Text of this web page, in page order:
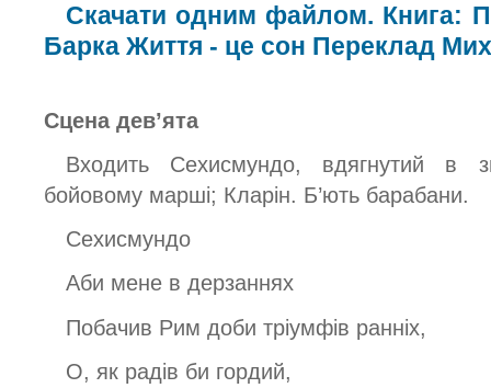
Скачати одним файлом. Книга:
Барка Життя - це сон Переклад
Сцена дев’ята
Входить Сехисмундо, вдягнутий в
бойовому марші; Кларін. Б’ють барабани.
Сехисмундо
Аби мене в дерзаннях
Побачив Рим доби тріумфів ранніх,
О, як радів би гордий,